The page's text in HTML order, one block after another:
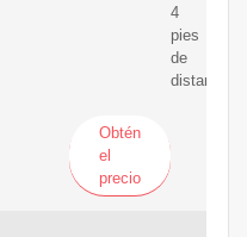
4
pies
de
distancia.
Obtén
el
precio